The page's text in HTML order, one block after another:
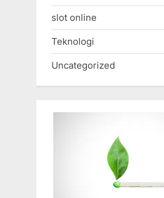
slot online
Teknologi
Uncategorized